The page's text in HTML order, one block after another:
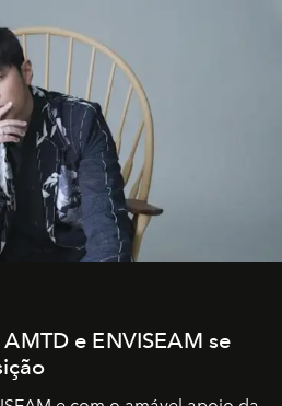
e ENVISEAM se